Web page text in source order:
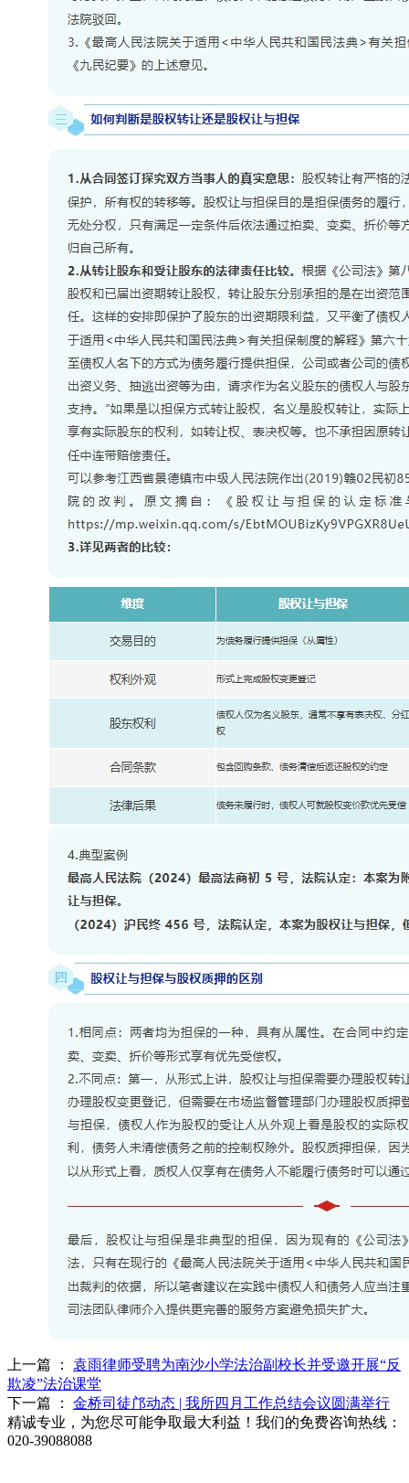
上一篇 ：
袁雨律师受聘为南沙小学法治副校长并受邀开展“反
欺凌”法治课堂
下一篇 ：
金桥司徒邝动态 | 我所四月工作总结会议圆满举行
精诚专业，为您尽可能争取最大利益！我们的免费咨询热线：
020-39088088